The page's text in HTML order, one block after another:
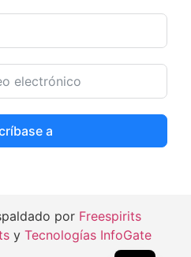
a
por Freespirits
y Tecnologías InfoGate